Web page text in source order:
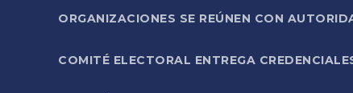
ORGANIZACIONES SE REÚNEN CON
COMITÉ ELECTORAL ENTREGA